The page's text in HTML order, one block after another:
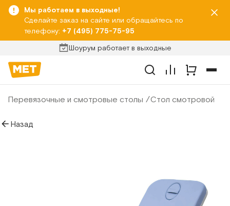
Мы работаем в выходные!
Сделайте заказ на сайте или обращайтесь по
телефону: +7 (495) 775-75-95
Шоурум работает в выходные
Перевязочные и смотровые столы Стол смотровой
Назад